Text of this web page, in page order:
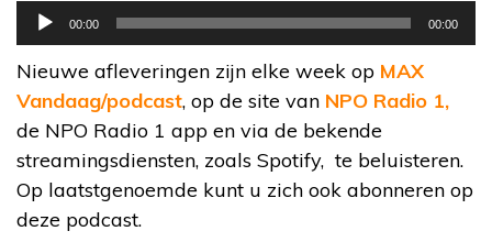
Audiospeler
00:00 00:00
Nieuwe afleveringen zijn elke week op MAX
Vandaag/podcast, op de site van NPO Radio 1,
de NPO Radio 1 app en via de bekende
streamingsdiensten, zoals Spotify, te beluisteren.
Op laatstgenoemde kunt u zich ook abonneren op
deze podcast.